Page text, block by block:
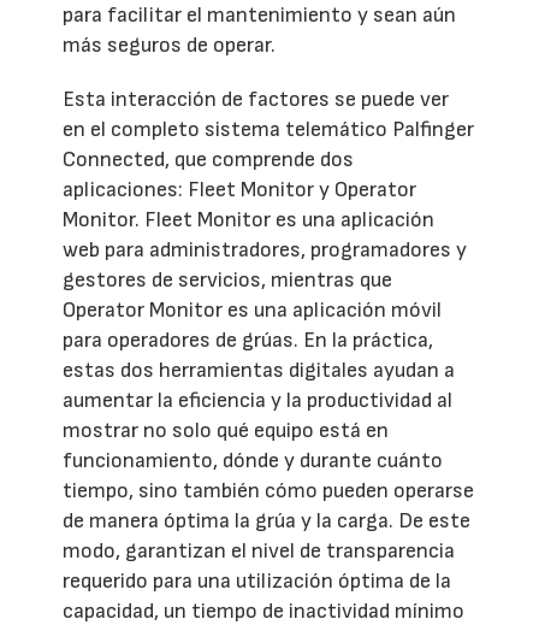
para facilitar el mantenimiento y sean aún
más seguros de operar.
Esta interacción de factores se puede ver
en el completo sistema telemático Palfinger
Connected, que comprende dos
aplicaciones: Fleet Monitor y Operator
Monitor. Fleet Monitor es una aplicación
web para administradores, programadores y
gestores de servicios, mientras que
Operator Monitor es una aplicación móvil
para operadores de grúas. En la práctica,
estas dos herramientas digitales ayudan a
aumentar la eficiencia y la productividad al
mostrar no solo qué equipo está en
funcionamiento, dónde y durante cuánto
tiempo, sino también cómo pueden operarse
de manera óptima la grúa y la carga. De este
modo, garantizan el nivel de transparencia
requerido para una utilización óptima de la
capacidad, un tiempo de inactividad mínimo